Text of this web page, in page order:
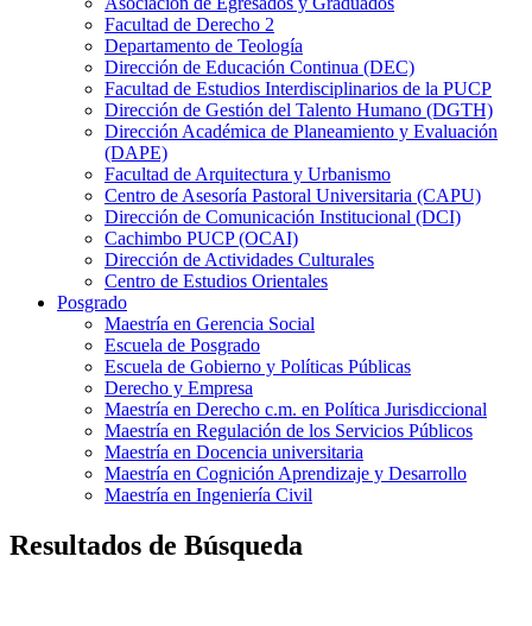
Facultad de Derecho 2
Departamento de Teología
Dirección de Educación Continua (DEC)
Facultad de Estudios Interdisciplinarios de la PUCP
Dirección de Gestión del Talento Humano (DGTH)
Dirección Académica de Planeamiento y Evaluación
(DAPE)
Facultad de Arquitectura y Urbanismo
Centro de Asesoría Pastoral Universitaria (CAPU)
Dirección de Comunicación Institucional (DCI)
Cachimbo PUCP (OCAI)
Dirección de Actividades Culturales
Centro de Estudios Orientales
Posgrado
Maestría en Gerencia Social
Escuela de Posgrado
Escuela de Gobierno y Políticas Públicas
Derecho y Empresa
Maestría en Derecho c.m. en Política Jurisdiccional
Maestría en Regulación de los Servicios Públicos
Maestría en Docencia universitaria
Maestría en Cognición Aprendizaje y Desarrollo
Maestría en Ingeniería Civil
Resultados de Búsqueda